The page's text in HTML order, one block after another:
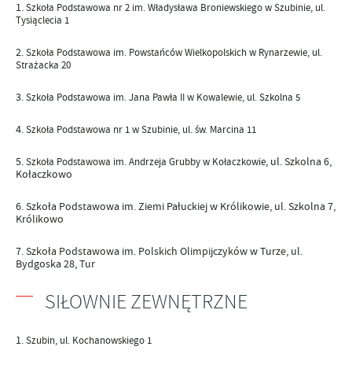
Szkoła Podstawowa nr 2 im. Władysława Broniewskiego w Szubinie, ul.
Tysiąclecia 1
Szkoła Podstawowa im. Powstańców Wielkopolskich w Rynarzewie, ul.
Strażacka 20
Szkoła Podstawowa im. Jana Pawła II w Kowalewie, ul. Szkolna 5
Szkoła Podstawowa nr 1 w Szubinie, ul. św. Marcina 11
Szkoła Podstawowa im. Andrzeja Grubby w Kołaczkowie, ul. Szkolna 6,
Kołaczkowo
Szkoła Podstawowa im. Ziemi Pałuckiej w Królikowie, ul. Szkolna 7,
Królikowo
Szkoła Podstawowa im. Polskich Olimpijczyków w Turze, ul.
Bydgoska 28, Tur
SIŁOWNIE ZEWNĘTRZNE
Szubin, ul. Kochanowskiego 1